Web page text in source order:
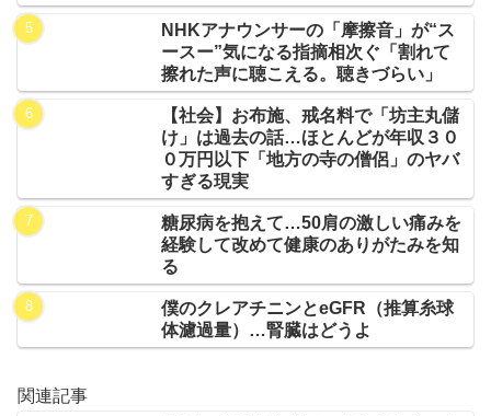
NHKアナウンサーの「摩擦音」が“ス
ースー”気になる指摘相次ぐ「割れて
擦れた声に聴こえる。聴きづらい」
【社会】お布施、戒名料で「坊主丸儲
け」は過去の話…ほとんどが年収３０
０万円以下「地方の寺の僧侶」のヤバ
すぎる現実
糖尿病を抱えて…50肩の激しい痛みを
経験して改めて健康のありがたみを知
る
僕のクレアチニンとeGFR（推算糸球
体濾過量）…腎臓はどうよ
関連記事